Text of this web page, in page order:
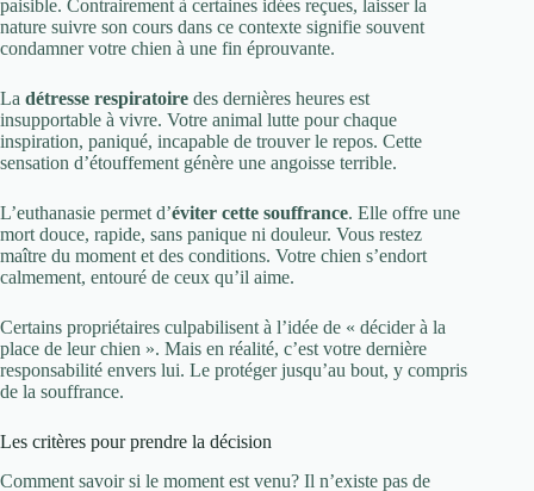
paisible. Contrairement à certaines idées reçues, laisser la
nature suivre son cours dans ce contexte signifie souvent
condamner votre chien à une fin éprouvante.
La détresse respiratoire des dernières heures est
insupportable à vivre. Votre animal lutte pour chaque
inspiration, paniqué, incapable de trouver le repos. Cette
sensation d’étouffement génère une angoisse terrible.
L’euthanasie permet d’éviter cette souffrance. Elle offre une
mort douce, rapide, sans panique ni douleur. Vous restez
maître du moment et des conditions. Votre chien s’endort
calmement, entouré de ceux qu’il aime.
Certains propriétaires culpabilisent à l’idée de « décider à la
place de leur chien ». Mais en réalité, c’est votre dernière
responsabilité envers lui. Le protéger jusqu’au bout, y compris
de la souffrance.
Les critères pour prendre la décision
Comment savoir si le moment est venu? Il n’existe pas de